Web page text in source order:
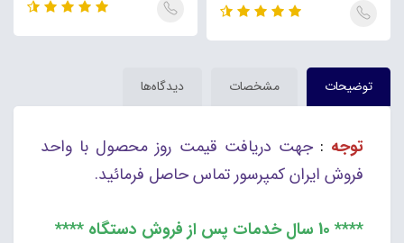
توضیحات مشخصات دیدگاه‌ها
توجه :جهت دریافت قیمت روز محصول با واحد
فروش ایران کمپرسور تماس حاصل فرمائید.
**** 10 سال خدمات پس از فروش دستگاه ****